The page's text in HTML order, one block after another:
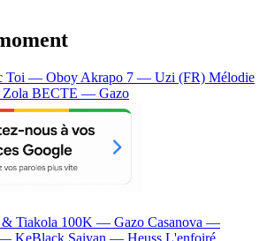
Toi — Oboy Akrapo 7 — Uzi (FR) Mélodie
BECTE — Gazo
Tiakola 100K — Gazo Casanova —
— KeBlack Saiyan — Heuss L'enfoiré